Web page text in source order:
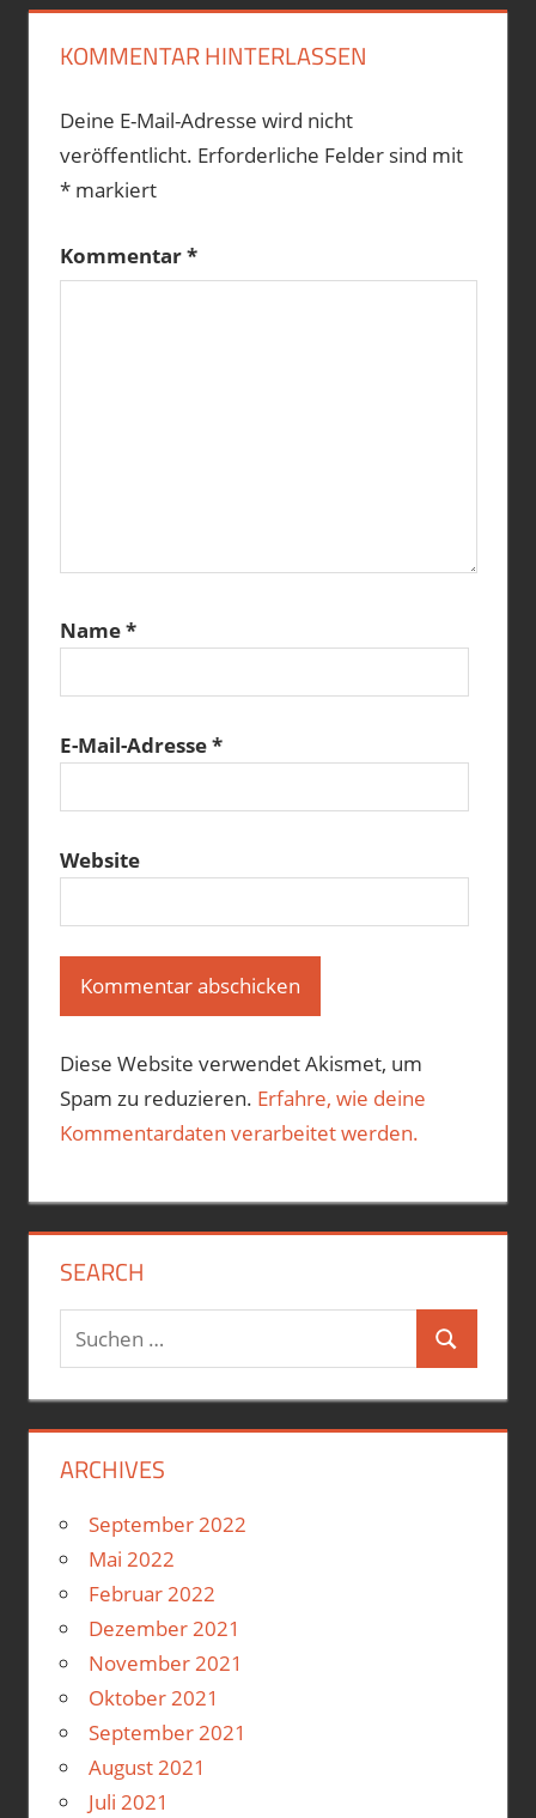
CORONA
19
EPIDEMIE
KRISE
SARS-
KOMMENTAR HINTERLASSEN
Deine E-Mail-Adresse wird nicht
veröffentlicht. Erforderliche Felder sind mit
*markiert
Kommentar*
Name*
E-Mail-Adresse*
Website
Diese Website verwendet Akismet, um
Spam zu reduzieren. Erfahre, wie deine
Kommentardaten verarbeitet werden.
SEARCH
Suchen
nach:
Suchen
ARCHIVES
September 2022
Mai 2022
Februar 2022
Dezember 2021
November 2021
Oktober 2021
September 2021
August 2021
Juli 2021